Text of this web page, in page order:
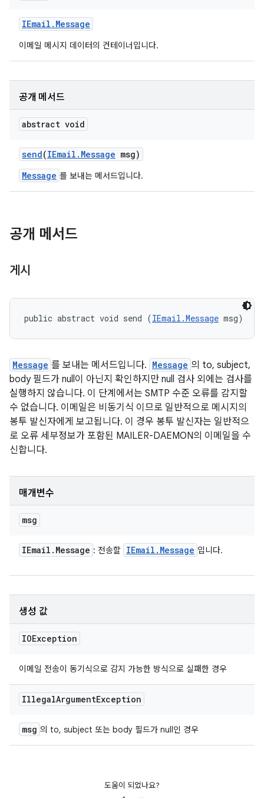
IEmail . Message
이메일 메시지 데이터의 컨테이너입니다.
공개 메서드
abstract void
send(IEmail . Message msg)
Message 를 보내는 메서드입니다.
공개 메서드
게시
public abstract void send (IEmail.Message msg)
Message 를 보내는 메서드입니다. Message 의 to, subject,
body 필드가 null이 아닌지 확인하지만 null 검사 외에는 검사를
실행하지 않습니다. 이 단계에서는 SMTP 수준 오류를 감지할
수 없습니다. 이메일은 비동기식 이므로 일반적으로 메시지의
봉투 발신자에게 보고됩니다. 이 경우 봉투 발신자는 일반적으
로 오류 세부정보가 포함된 MAILER-DAEMON의 이메일을 수
신합니다.
매개변수
msg
IEmail . Message : 전송할 IEmail . Message 입니다.
생성 값
IOException
이메일 전송이 동기식으로 감지 가능한 방식으로 실패한 경우
IllegalArgumentException
msg 의 to, subject 또는 body 필드가 null인 경우
도움이 되었나요?